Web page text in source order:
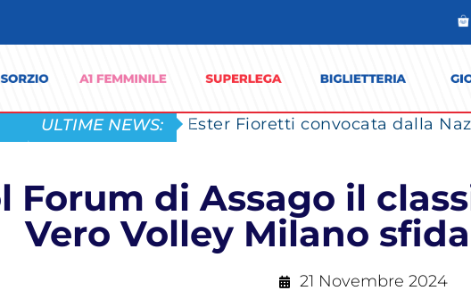
ULTIME NEWS: Ester Fioretti convocata dalla
Forum di Assago il
Vero Volley Milano
21 Novembre 2024